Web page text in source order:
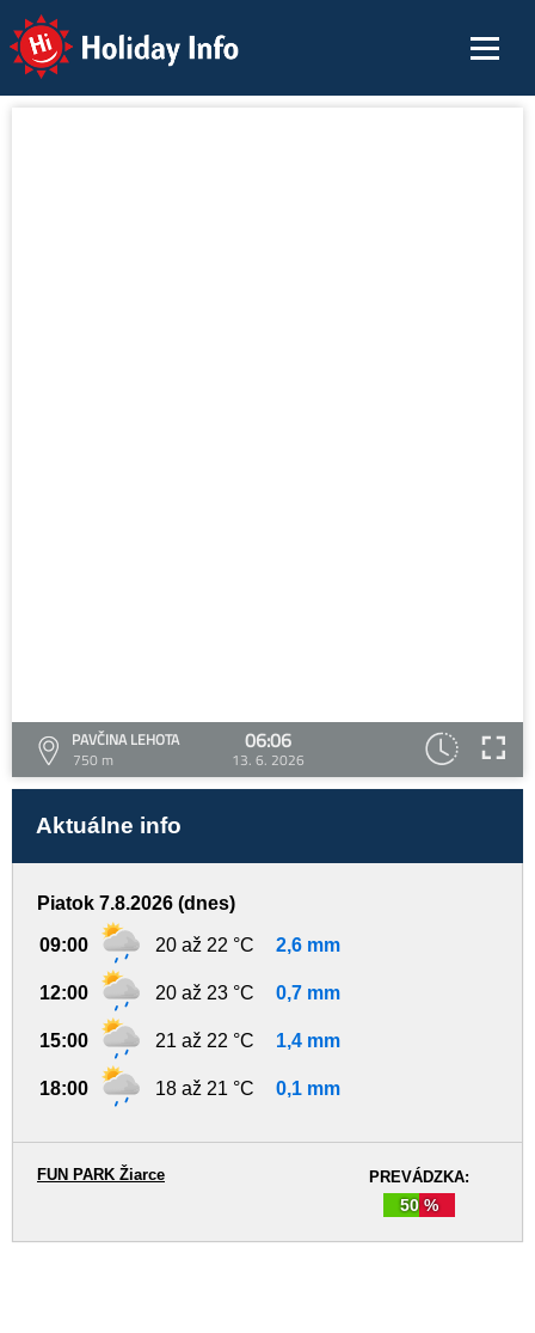
Holiday Info
PAVČINA LEHOTA
750 m
06:06
13. 6. 2026
Aktuálne info
Piatok 7.8.2026 (dnes)
09:00 20 až 22 °C 2,6 mm
12:00 20 až 23 °C 0,7 mm
15:00 21 až 22 °C 1,4 mm
18:00 18 až 21 °C 0,1 mm
PREVÁDZKA:
50 %
FUN PARK Žiarce